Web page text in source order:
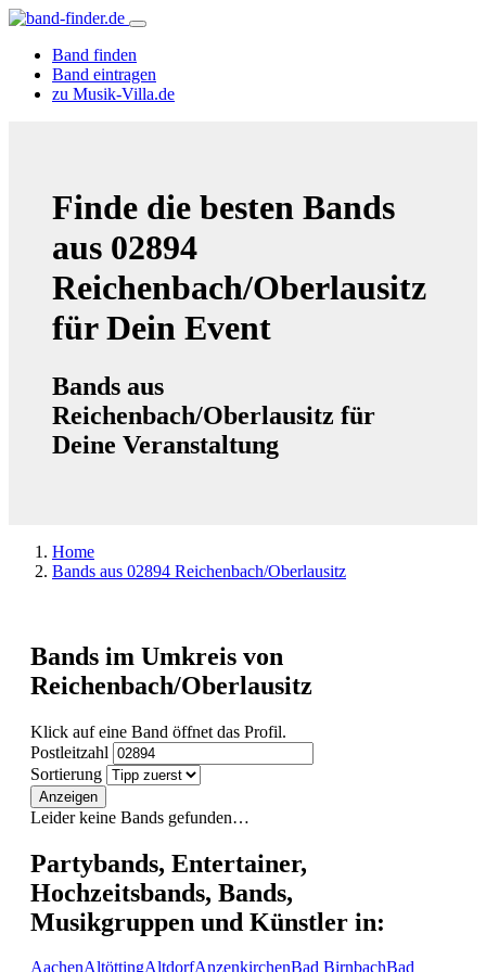
Band finden
Band eintragen
zu Musik-Villa.de
Finde die besten Bands
aus 02894
Reichenbach/Oberlausitz
für Dein Event
Bands aus
Reichenbach/Oberlausitz für
Deine Veranstaltung
Home
Bands aus 02894 Reichenbach/Oberlausitz
Bands im Umkreis von
Reichenbach/Oberlausitz
Klick auf eine Band öffnet das Profil.
Postleitzahl
Sortierung
Anzeigen
Leider keine Bands gefunden…
Partybands, Entertainer,
Hochzeitsbands, Bands,
Musikgruppen und Künstler in:
AachenAltöttingAltdorfAnzenkirchenBad BirnbachBad